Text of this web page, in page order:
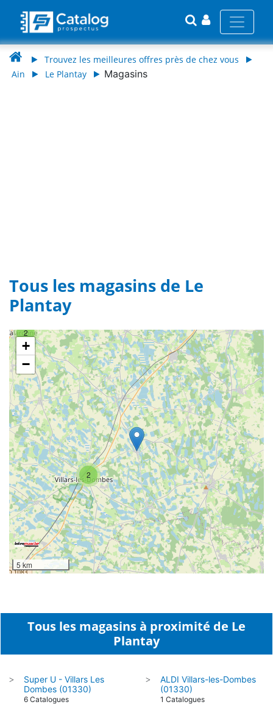
Trouvez les meilleures offres près de chez vous
Ain
Le Plantay Magasins
Tous les magasins de Le
Plantay
2
2
+
−
5 km
Tous les magasins à proximité de Le
Plantay
>
Super U - Villars Les
Dombes (01330)
6 Catalogues
>
ALDI Villars-les-Dombes
(01330)
1 Catalogues